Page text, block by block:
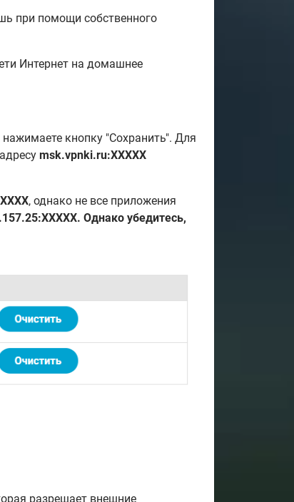
при помощи собственного
Интернет на домашнее
кнопку "Сохранить". Для
msk.vpnki.ru:XXXXX
, однако не все приложения
Однако убедитесь,
разрешает внешние